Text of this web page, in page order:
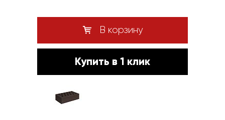
В корзину
Купить в 1 клик